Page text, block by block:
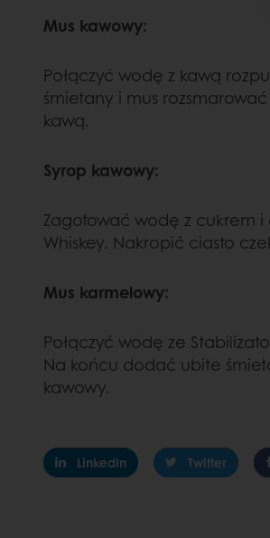
Mus kawowy:
Połączyć wodę z kawą
śmietany i mus
kawą.
Syrop kawowy:
Zagotować wodę z cukrem
Whiskey. Nakropić ciasto
Mus karmelowy:
Połączyć wodę ze
Na końcu dodać ubite
kawowy.
LinkedIn Twitter